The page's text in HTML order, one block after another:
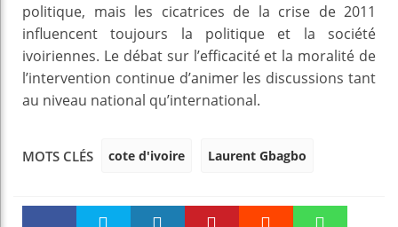
politique, mais les cicatrices de la crise de 2011
influencent toujours la politique et la société
ivoiriennes. Le débat sur l’efficacité et la moralité de
l’intervention continue d’animer les discussions tant
au niveau national qu’international.
MOTS CLÉS cote d'ivoire Laurent Gbagbo